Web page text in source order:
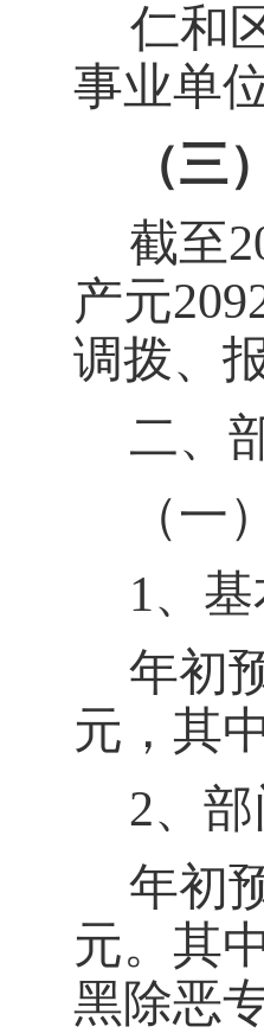
仁和
事业单位
（三）
截至
产元
调拨、
二、
（
1、
年初
元，其
2、
年初
元。其
黑除恶